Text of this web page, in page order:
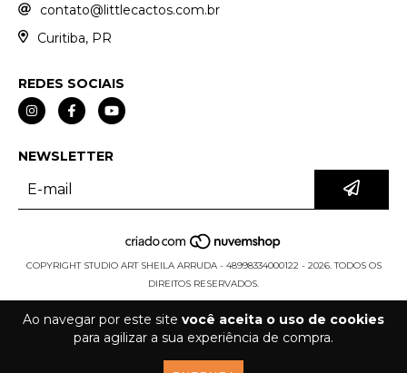
Ao navegar por este site você aceita o uso de cookies
para agilizar a sua experiência de compra.
contato@littlecactos.com.br
Curitiba, PR
REDES SOCIAIS
NEWSLETTER
COPYRIGHT STUDIO ART SHEILA ARRUDA - 48998334000122 - 2026. TODOS OS
DIREITOS RESERVADOS.